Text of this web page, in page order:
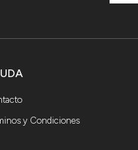
y Condiciones